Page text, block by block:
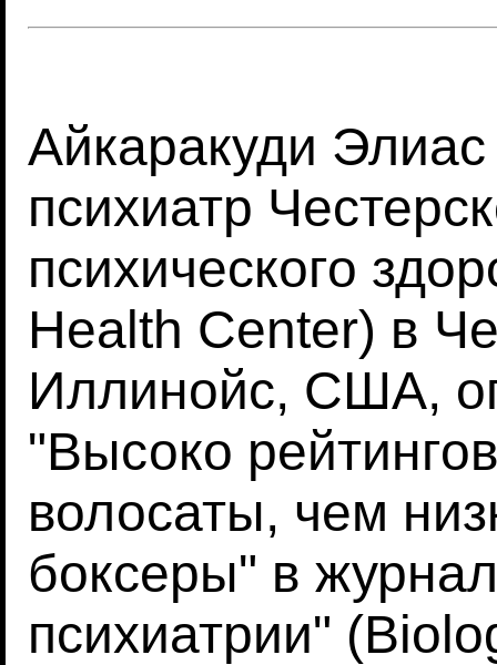
Айкаракуди
психиатр
психического
Health Center) в
Иллинойс, США,
"Высоко
волосаты, чем
боксеры" в
психиатрии"